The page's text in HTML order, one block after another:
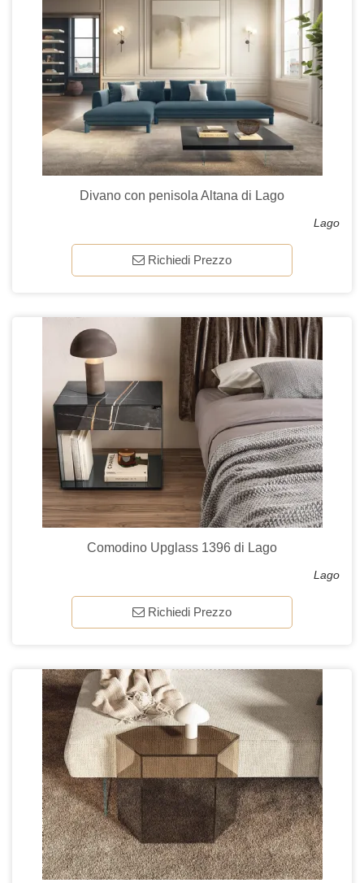
Divano con penisola Altana di Lago
Lago
Richiedi Prezzo
Comodino Upglass 1396 di Lago
Lago
Richiedi Prezzo